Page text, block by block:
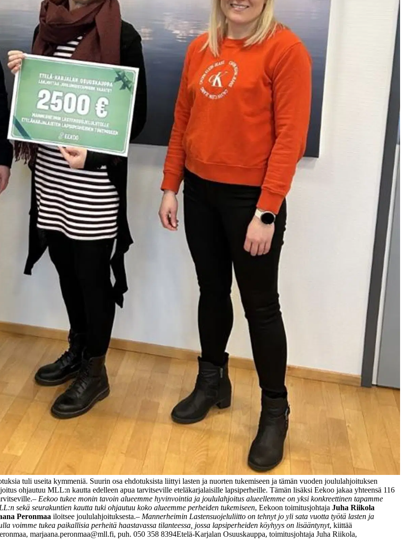
tuli useita kymmeniä. Suurin osa ehdotuksista liittyi lasten ja nuorten tukemiseen ja tämän vuoden joululahjoituksen
ohjautuu MLL:n kautta edelleen apua tarvitseville eteläkarjalaisille lapsiperheille. Tämän lisäksi Eekoo jakaa yhteensä 116
– Eekoo tukee monin tavoin alueemme hyvinvointia ja joululahjoitus alueellemme on yksi konkreettinen tapamme
sekä seurakuntien kautta tuki ohjautuu koko alueemme perheiden tukemiseen, Eekoon toimitusjohtaja Juha Riikola
Peronmaa iloitsee joululahjoituksesta.– Mannerheimin Lastensuojeluliitto on tehnyt jo yli sata vuotta työtä lasten ja
voimme tukea paikallisia perheitä haastavassa tilanteessa, jossa lapsiperheiden köyhyys on lisääntynyt, kiittää
marjaana.peronmaa@mll.fi, puh. 050 358 8394Etelä-Karjalan Osuuskauppa, toimitusjohtaja Juha Riikola,